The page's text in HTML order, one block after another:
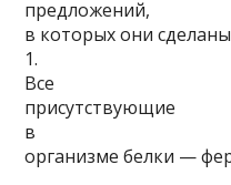
предложе­ний,
в которых они
1.
Все
присутствующие
в
организме белки —